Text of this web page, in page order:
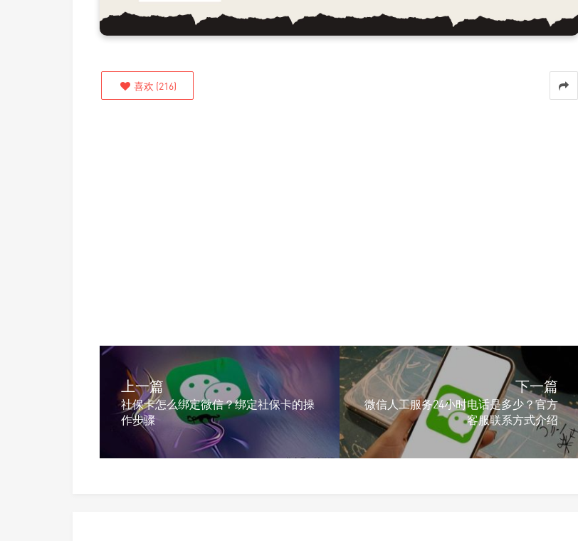
喜欢 (216)
上一篇
社保卡怎么绑定微信？绑定社保卡的操
作步骤
下一篇
微信人工服务24小时电话是多少？官方
客服联系方式介绍